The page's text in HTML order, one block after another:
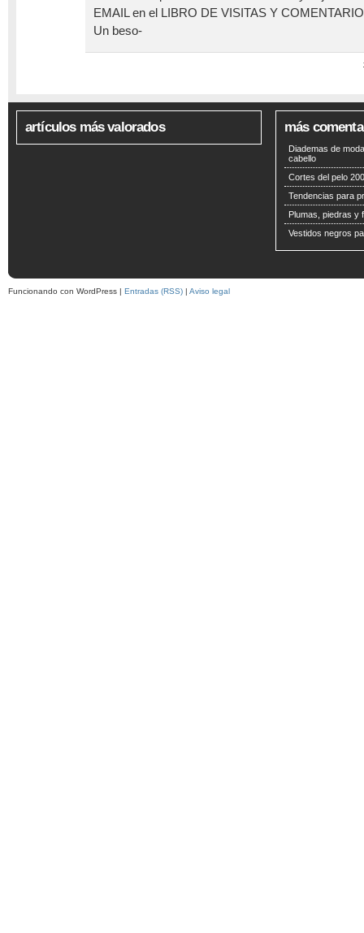
EMAIL en el LIBRO DE VISITAS Y
Un beso-
artículos más valorados más
Diademas de
cabello
Cortes del pelo
Tendencias para
Plumas, piedras y
Vestidos negros
Funcionando con WordPress | Entradas (RSS) | Aviso legal